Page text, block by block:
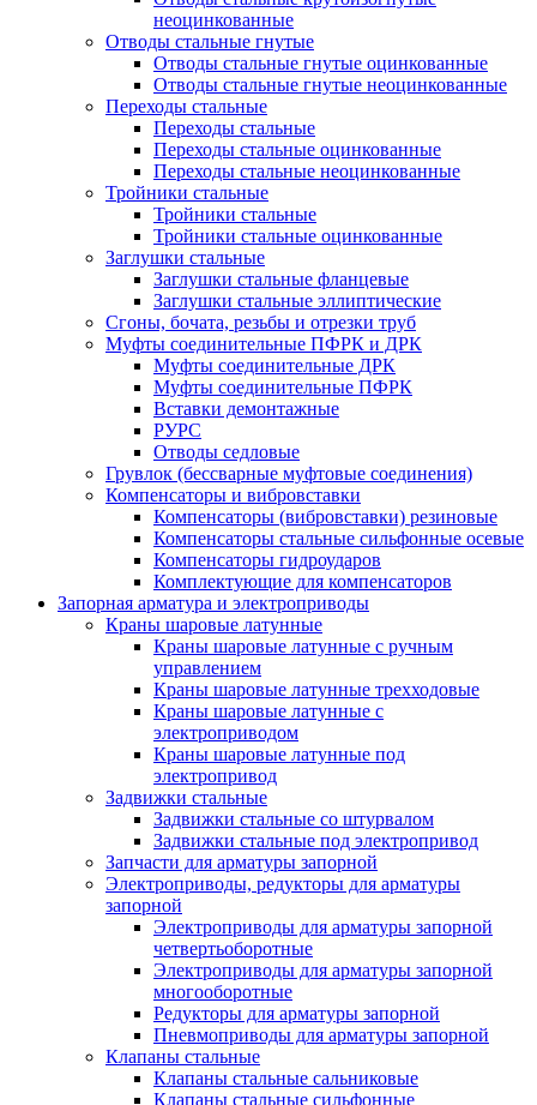
неоцинкованные
Отводы стальные гнутые
Отводы стальные гнутые оцинкованные
Отводы стальные гнутые неоцинкованные
Переходы стальные
Переходы стальные
Переходы стальные оцинкованные
Переходы стальные неоцинкованные
Тройники стальные
Тройники стальные
Тройники стальные оцинкованные
Заглушки стальные
Заглушки стальные фланцевые
Заглушки стальные эллиптические
Сгоны, бочата, резьбы и отрезки труб
Муфты соединительные ПФРК и ДРК
Муфты соединительные ДРК
Муфты соединительные ПФРК
Вставки демонтажные
РУРС
Отводы седловые
Грувлок (бессварные муфтовые соединения)
Компенсаторы и вибровставки
Компенсаторы (вибровставки) резиновые
Компенсаторы стальные сильфонные осевые
Компенсаторы гидроударов
Комплектующие для компенсаторов
Запорная арматура и электроприводы
Краны шаровые латунные
Краны шаровые латунные с ручным
управлением
Краны шаровые латунные трехходовые
Краны шаровые латунные с
электроприводом
Краны шаровые латунные под
электропривод
Задвижки стальные
Задвижки стальные со штурвалом
Задвижки стальные под электропривод
Запчасти для арматуры запорной
Электроприводы, редукторы для арматуры
запорной
Электроприводы для арматуры запорной
четвертьоборотные
Электроприводы для арматуры запорной
многооборотные
Редукторы для арматуры запорной
Пневмоприводы для арматуры запорной
Клапаны стальные
Клапаны стальные сальниковые
Клапаны стальные сильфонные